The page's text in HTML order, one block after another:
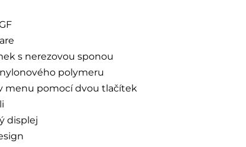
s nerezovou sponou
polymeru
menu pomocí dvou tlačítek
displej